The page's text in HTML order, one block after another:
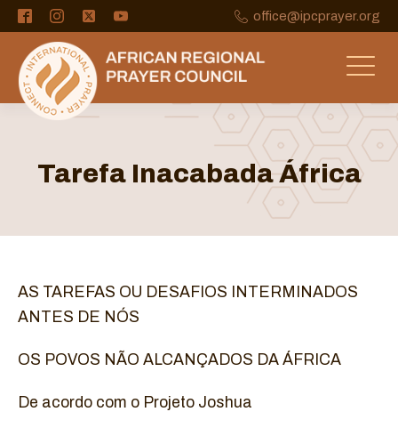
office@ipcprayer.org
Tarefa Inacabada África
AS TAREFAS OU DESAFIOS INTERMINADOS
ANTES DE NÓS
OS POVOS NÃO ALCANÇADOS DA ÁFRICA
De acordo com o Projeto Joshua